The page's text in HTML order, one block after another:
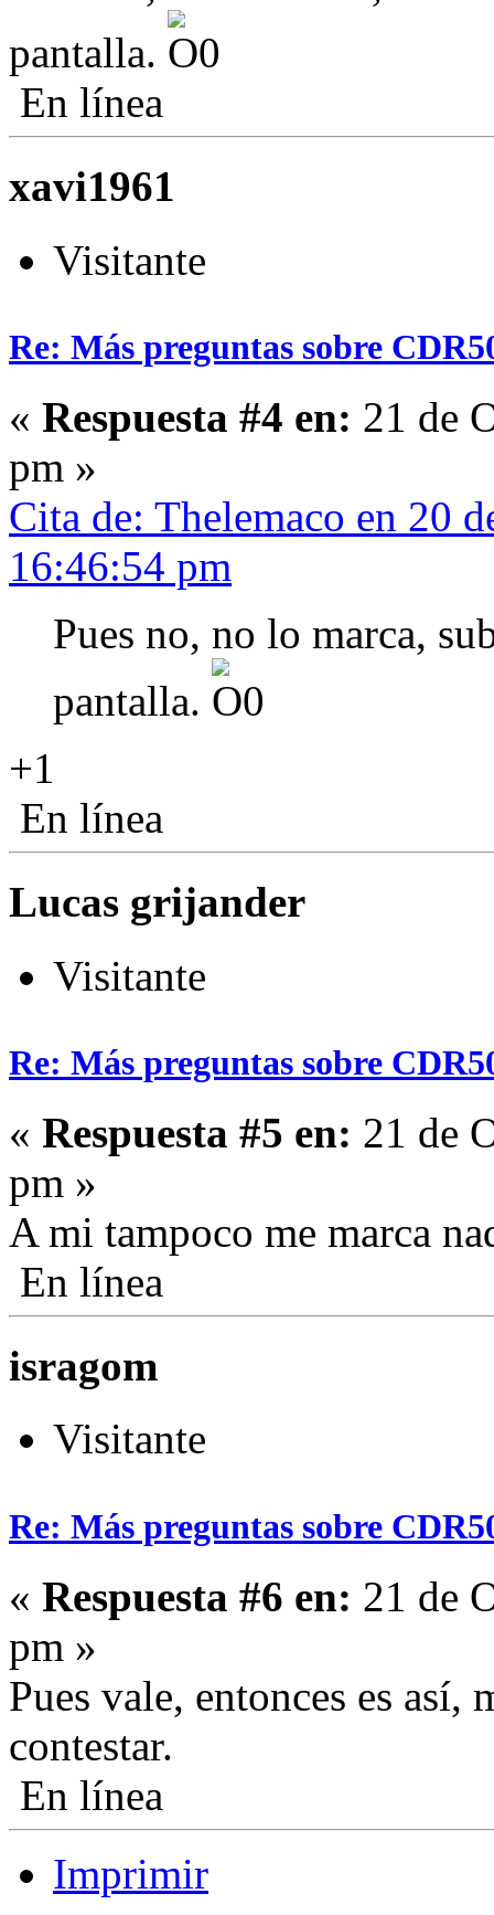
pantalla.
En línea
xavi1961
Visitante
Re: Más preguntas sobre
« Respuesta #4 en: 21 de
pm »
Cita de: Thelemaco en 20
16:46:54 pm
Pues no, no lo marca,
pantalla.
+1
En línea
Lucas grijander
Visitante
Re: Más preguntas sobre
« Respuesta #5 en: 21 de
pm »
A mi tampoco me marca
En línea
isragom
Visitante
Re: Más preguntas sobre
« Respuesta #6 en: 21 de
pm »
Pues vale, entonces es así,
contestar.
En línea
Imprimir